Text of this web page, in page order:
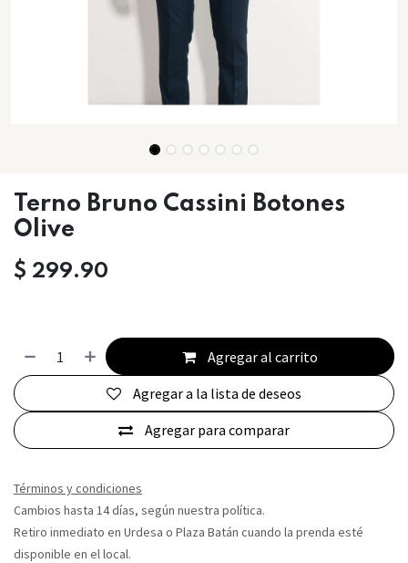
Terno Bruno Cassini Botones
Olive
$ 299.90
Agregar al carrito
Agregar para comparar
Agregar a la lista de deseos
Términos y condiciones
Cambios hasta 14 días, según nuestra política.
Retiro inmediato en Urdesa o Plaza Batán cuando la prenda esté
disponible en el local.